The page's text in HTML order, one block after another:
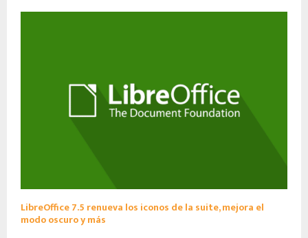
LibreOffice 7.5 renueva los iconos de la suite, mejora el
modo oscuro y más